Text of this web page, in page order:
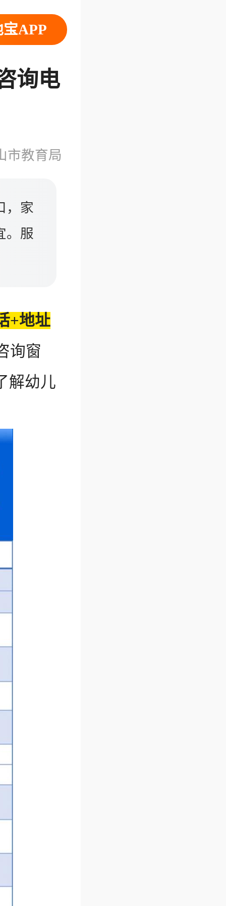
APP
询电
市教育局
，家
。服
+地址
询窗
解幼儿